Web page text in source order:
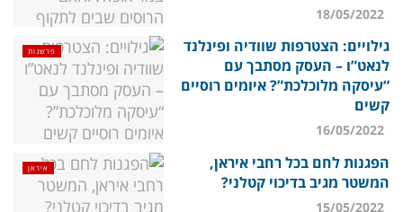
פרשנות
גילויים: הצטרפות שוודיה ופינלנד
לנאט”ו – העסק מסתבך עם
“עיסקה מלוכלכת”? איומים רוסיים
קשים
איראן
הפגנות לחם בכל רחבי איראן,
המשטר מגיב בדיכוי קטלני?